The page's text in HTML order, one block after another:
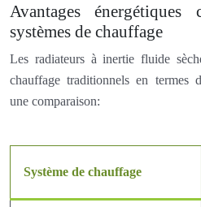
Avantages énergétiques
systèmes de chauffage
Les radiateurs à inertie fluide
chauffage traditionnels en termes
une comparaison:
Système de chauffage